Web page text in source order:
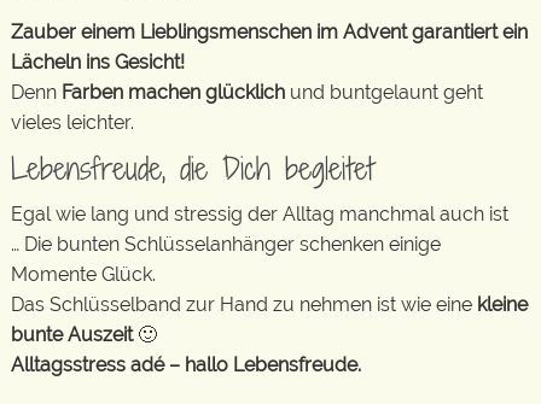
Zauber einem Lieblingsmenschen im Advent garantiert ein
Lächeln ins Gesicht!
Denn Farben machen glücklich und buntgelaunt geht
vieles leichter.
Lebensfreude, die Dich begleitet
Egal wie lang und stressig der Alltag manchmal auch ist
… Die bunten Schlüsselanhänger schenken einige
Momente Glück.
Das Schlüsselband zur Hand zu nehmen ist wie eine kleine
bunte Auszeit🙂
Alltagsstress adé – hallo Lebensfreude.